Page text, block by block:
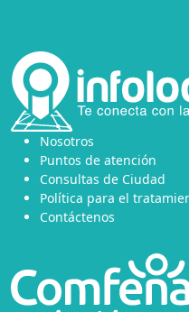
Nosotros
Puntos de atención
Consultas de Ciudad
Política para el
Contáctenos